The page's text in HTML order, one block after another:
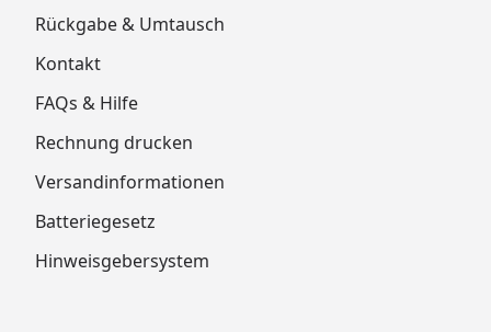
Rückgabe & Umtausch
Kontakt
FAQs & Hilfe
Rechnung drucken
Versandinformationen
Batteriegesetz
Hinweisgebersystem